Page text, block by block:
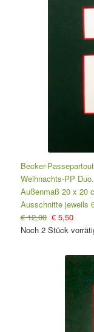
Becker-
Weihnachts-PP Duo.
Außenmaß 20 x 20
Ausschnitte jeweils
€ 12,00 € 5,50
Noch 2 Stück